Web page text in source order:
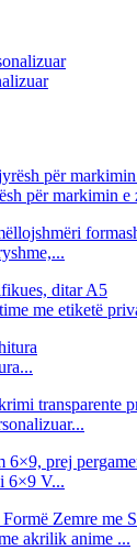
për markimin e
me etiketë
6×9 V...
akrilik anime ...